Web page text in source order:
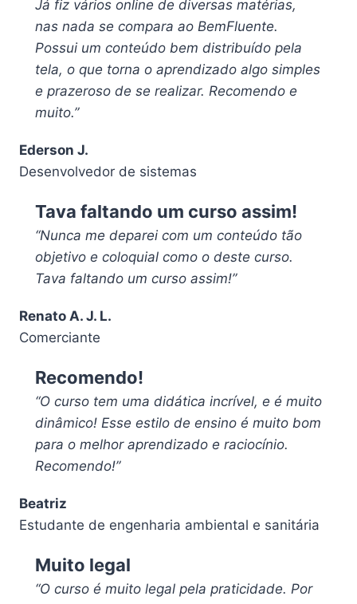
Já fiz vários online de diversas matérias,
nas nada se compara ao BemFluente.
Possui um conteúdo bem distribuído pela
tela, o que torna o aprendizado algo simples
e prazeroso de se realizar. Recomendo e
muito.”
Ederson J.
Desenvolvedor de sistemas
Tava faltando um curso assim!
“Nunca me deparei com um conteúdo tão
objetivo e coloquial como o deste curso.
Tava faltando um curso assim!”
Renato A. J. L.
Comerciante
Recomendo!
“O curso tem uma didática incrível, e é muito
dinâmico! Esse estilo de ensino é muito bom
para o melhor aprendizado e raciocínio.
Recomendo!”
Beatriz
Estudante de engenharia ambiental e sanitária
Muito legal
“O curso é muito legal pela praticidade. Por